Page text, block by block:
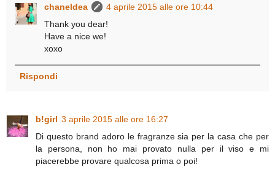
chaneldea
4 aprile 2015 alle ore 10:44
Thank you dear!
Have a nice we!
xoxo
Rispondi
b!girl 3 aprile 2015 alle ore 16:27
Di questo brand adoro le fragranze sia per la casa che per
la persona, non ho mai provato nulla per il viso e mi
piacerebbe provare qualcosa prima o poi!